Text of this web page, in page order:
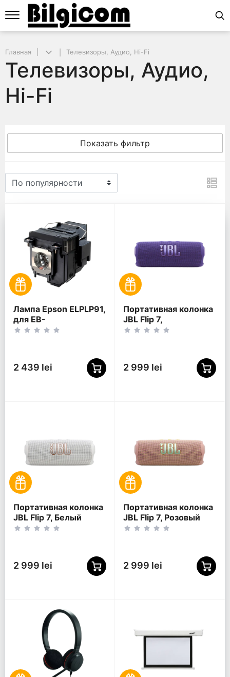
Главная Телевизоры, Аудио, Hi-Fi
Телевизоры, Аудио,
Hi-Fi
Показать фильтр
Лампа Epson ELPLP91,
для EB-
680/685W/685Wi/695Wi
2 439 lei
Портативная колонка
JBL Flip 7,
Фиолетовый
2 999 lei
Портативная колонка
JBL Flip 7, Белый
2 999 lei
Портативная колонка
JBL Flip 7, Розовый
2 999 lei